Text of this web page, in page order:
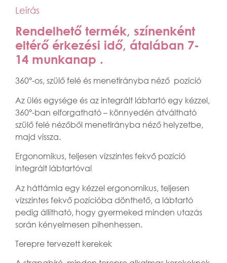
Leírás
Rendelhető termék, színenként
eltérő érkezési idő, átalában 7-
14 munkanap .
360°-os, szülő felé és menetirányba néző pozíció
Az ülés egysége és az integrált lábtartó egy kézzel,
360°-ban elforgatható – könnyedén átváltható
szülő felé nézőből menetirányba néző helyzetbe,
majd vissza.
Ergonomikus, teljesen vízszintes fekvő pozíció
integrált lábtartóval
Az háttámla egy kézzel ergonomikus, teljesen
vízszintes fekvő pozícióba dönthető, a lábtartó
pedig állítható, hogy gyermeked minden utazás
során kényelmesen pihenhessen.
Terepre tervezett kerekek